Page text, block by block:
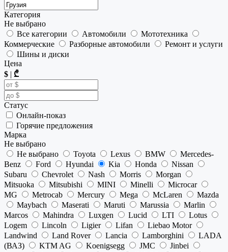
Категория
Не выбрано
Все категории
Автомобили
Мототехника
Коммерческие
Разборные автомобили
Ремонт и услуги
Шины и диски
Цена
$ | ₾
Статус
Онлайн-показ
Горячие предложения
Марка
Не выбрано
Не выбрано
Toyota Lexus BMW
Mercedes-
Benz
Ford Hyundai Kia Honda
Nissan
Subaru
Chevrolet Nash Morris
Morgan
Mitsuoka
Mitsubishi MINI Minelli
Microcar
MG
Metrocab Mercury Mega McLaren
Mazda
Maybach
Maserati Maruti Marussia
Marlin
Marcos
Mahindra Luxgen Lucid LTI
Lotus
Logem
Lincoln Ligier Lifan
Liebao Motor
Landwind
Land Rover Lancia Lamborghini
LADA
(ВАЗ)
KTM AG Koenigsegg JMC
Jinbei